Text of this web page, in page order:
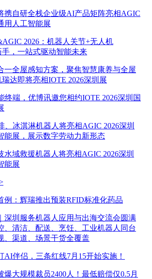
携自研全栈企业级AI产品矩阵亮相AGIC
用人工智能展
2026：机器人关节+无人机
手，一站式驱动智能未来
一全屋感知方案，聚焦智慧康养与全屋
瑞达即将亮相IOTE 2026深圳展
终端，优博讯邀您相约IOTE 2026深圳国
、冰淇淋机器人将亮相AGIC 2026深圳
能展，展示数字劳动力新形态
水域救援机器人将亮相AGIC 2026深圳
能展
例：辉瑞推出预装RFID标准化药品
深圳服务机器人应用与出海交流会圆满
、清洁、配送、烹饪、工业机器人同台
、渠道、场景干货全覆盖
AI伴侣，三条红线7月15开始实施！
爆大规模裁员2400人！最低赔偿仅0.5月